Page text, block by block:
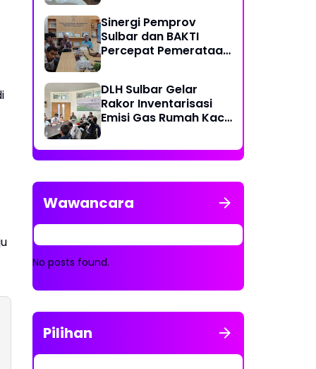
Sinergi Pemprov
Sulbar dan BAKTI
Percepat Pemerataan
DLH Sulbar Gelar
Rakor Inventarisasi
Emisi Gas Rumah Kaca
Wawancara
No posts found.
Pilihan